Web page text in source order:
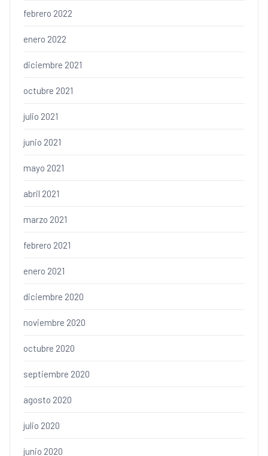
febrero 2022
enero 2022
diciembre 2021
octubre 2021
julio 2021
junio 2021
mayo 2021
abril 2021
marzo 2021
febrero 2021
enero 2021
diciembre 2020
noviembre 2020
octubre 2020
septiembre 2020
agosto 2020
julio 2020
junio 2020